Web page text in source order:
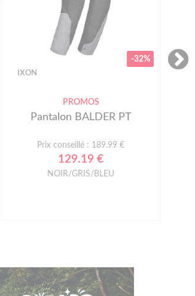
REVIT
Pantalon FACTOR 5 H2O -
199.99 €
noir